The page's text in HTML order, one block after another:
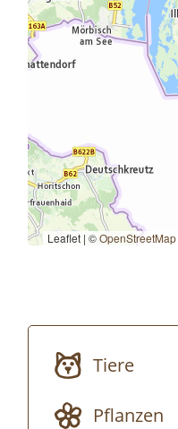
Leaflet | ©OpenStreetMap
Tiere
Pflanzen